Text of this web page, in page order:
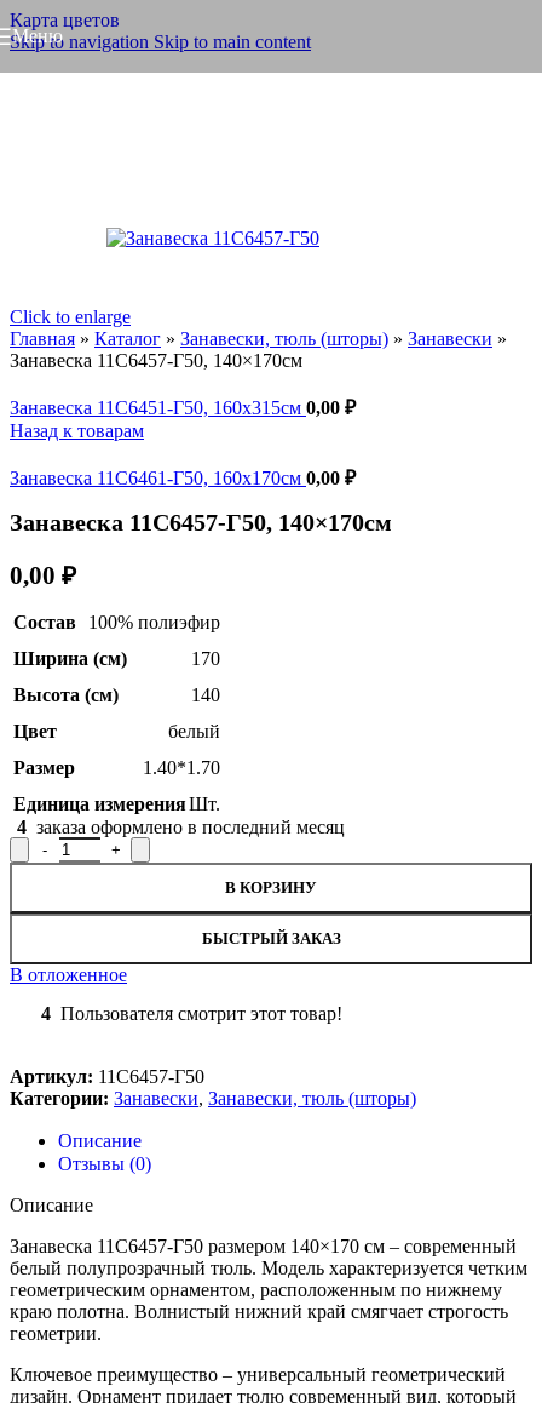
Карта цветов
Skip to navigation Skip to main content
Меню
Click to enlarge
Главная » Каталог » Занавески, тюль (шторы) » Занавески »
Занавеска 11С6457-Г50, 140×170см
Занавеска 11С6451-Г50, 160x315см 0,00 ₽
Назад к товарам
Занавеска 11С6461-Г50, 160x170см 0,00 ₽
Занавеска 11С6457-Г50, 140×170см
0,00 ₽
Состав
100% полиэфир
Ширина (см)
170
Высота (см)
140
Цвет
белый
Размер
1.40*1.70
Единица измеренияШт.
4 заказа оформлено в последний месяц
Количество товара Занавеска 11С6457-Г50, 140x170см
В КОРЗИНУ
БЫСТРЫЙ ЗАКАЗ
В отложенное
4 Пользователя смотрит этот товар!
Артикул: 11С6457-Г50
Категории: Занавески, Занавески, тюль (шторы)
Описание
Отзывы (0)
Описание
Занавеска 11С6457-Г50 размером 140×170 см – современный
белый полупрозрачный тюль. Модель характеризуется четким
геометрическим орнаментом, расположенным по нижнему
краю полотна. Волнистый нижний край смягчает строгость
геометрии.
Ключевое преимущество – универсальный геометрический
дизайн. Орнамент придает тюлю современный вид, который